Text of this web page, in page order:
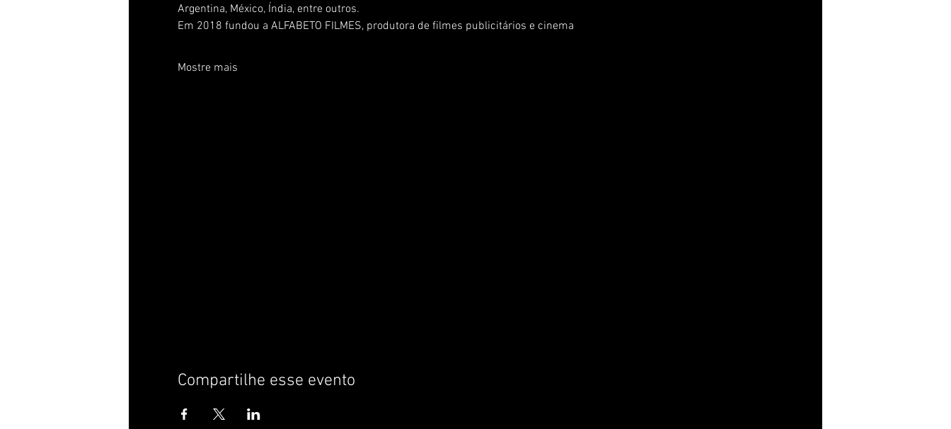
Argentina, México, Índia, entre outros.
Em 2018 fundou a ALFABETO FILMES, produtora de filmes publicitários e cinema
Mostre mais
Compartilhe esse evento